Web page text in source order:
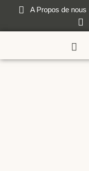
A Propos de nous